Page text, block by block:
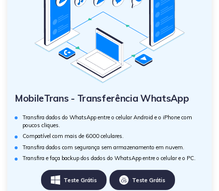
MobileTrans - Transferência WhatsApp
Transfira dados do WhatsApp entre o celular Android e o iPhone com
poucos cliques.
Compatível com mais de 6000 celulares.
Transfira dados com segurança sem armazenamento em nuvem.
Transfira e faça backup dos dados do WhatsApp entre o celular e o PC.
Teste Grátis Teste Grátis